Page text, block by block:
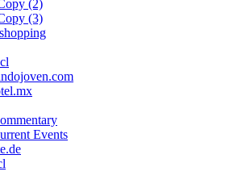
(2)
(3)
Events